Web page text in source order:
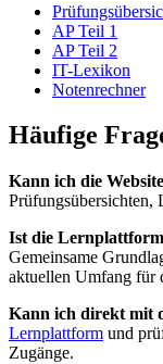
AP Teil 1
AP Teil 2
IT-Lexikon
Notenrechner
Häufige
Kann ich die
Prüfungsübersichten,
Ist die
Gemeinsame
aktuellen Umfang für
Kann ich direkt mit
Lernplattform und
Zugänge.